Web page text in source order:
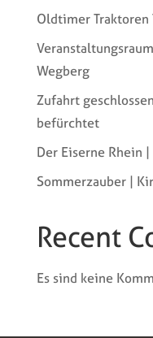
Oldtimer
Wegberg
Zufahrt
befürchtet
Der Eiserne Rhein
Sommerzauber |
Recent
Es sind keine